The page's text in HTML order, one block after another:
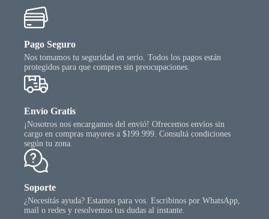
Pago Seguro
Nos tomamos tu seguridad en serio. Todos los pagos están
protegidos para que compres sin preocupaciones.
Envío Gratis
¡Nosotros nos encargamos del envió! Ofrecemos envíos sin
cargo en compras mayores a $199.999. Consultá condiciones
según tu zona.
Soporte
¿Necesitás ayuda? Estamos para vos. Escribinos por WhatsApp,
mail o redes y resolvemos tus dudas al instante.